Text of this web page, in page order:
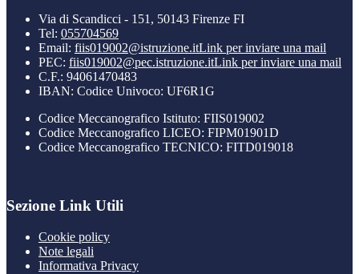
Via di Scandicci - 151, 50143 Firenze FI
Tel: 055704569
Email: fiis019002@istruzione.itLink per inviare una mail
PEC: fiis019002@pec.istruzione.itLink per inviare una mail
C.F.: 94061470483
IBAN: Codice Univoco: UF6R1G
Codice Meccanografico Istituto: FIIS019002
Codice Meccanografico LICEO: FIPM01901D
Codice Meccanografico TECNICO: FITD019018
Sezione Link Utili
Cookie policy
Note legali
Informativa Privacy